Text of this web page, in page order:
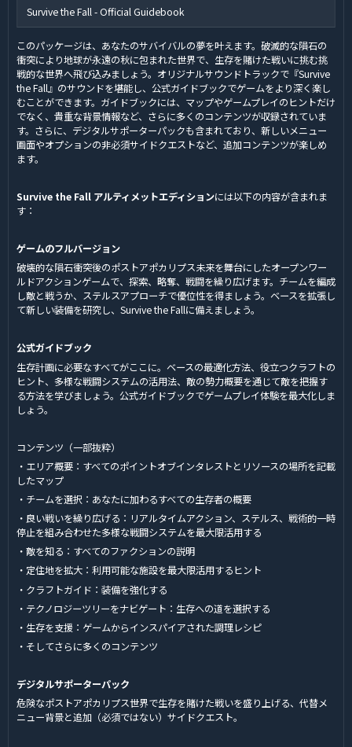
Survive the Fall - Official Guidebook
このパッケージは、あなたのサバイバルの夢を叶えます。破滅的な隕石の
衝突により地球が永遠の秋に包まれた世界で、生存を賭けた戦いに挑む挑
戦的な世界へ飛び込みましょう。オリジナルサウンドトラックで『Survive
the Fall』のサウンドを堪能し、公式ガイドブックでゲームをより深く楽し
むことができます。ガイドブックには、マップやゲームプレイのヒントだけ
でなく、貴重な背景情報など、さらに多くのコンテンツが収録されていま
す。さらに、デジタルサポーターパックも含まれており、新しいメニュー
画面やオプションの非必須サイドクエストなど、追加コンテンツが楽しめ
ます。
Survive the Fall アルティメットエディションには以下の内容が含まれま
す：
ゲームのフルバージョン
破壊的な隕石衝突後のポストアポカリプス未来を舞台にしたオープンワー
ルドアクションゲームで、探索、略奪、戦闘を繰り広げます。チームを編成
し敵と戦うか、ステルスアプローチで優位性を得ましょう。ベースを拡張し
て新しい装備を研究し、Survive the Fallに備えましょう。
公式ガイドブック
生存計画に必要なすべてがここに。ベースの最適化方法、役立つクラフトの
ヒント、多様な戦闘システムの活用法、敵の勢力概要を通じて敵を把握す
る方法を学びましょう。公式ガイドブックでゲームプレイ体験を最大化しま
しょう。
コンテンツ（一部抜粋）
・エリア概要：すべてのポイントオブインタレストとリソースの場所を記載
したマップ
・チームを選択：あなたに加わるすべての生存者の概要
・良い戦いを繰り広げる：リアルタイムアクション、ステルス、戦術的一時
停止を組み合わせた多様な戦闘システムを最大限活用する
・敵を知る：すべてのファクションの説明
・定住地を拡大：利用可能な施設を最大限活用するヒント
・クラフトガイド：装備を強化する
・テクノロジーツリーをナビゲート：生存への道を選択する
・生存を支援：ゲームからインスパイアされた調理レシピ
・そしてさらに多くのコンテンツ
デジタルサポーターパック
危険なポストアポカリプス世界で生存を賭けた戦いを盛り上げる、代替メ
ニュー背景と追加（必須ではない）サイドクエスト。